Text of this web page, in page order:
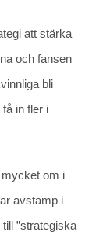
att stärka
och fansen
bli
in fler i
mycket om i
avstamp i
”strategiska